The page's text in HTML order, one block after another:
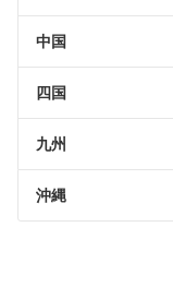
中国
四国
九州
沖縄